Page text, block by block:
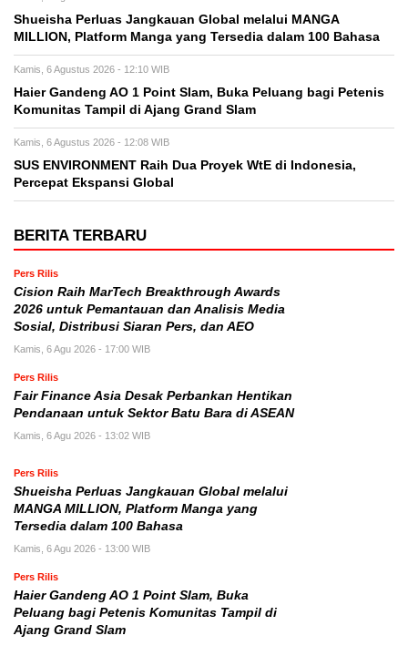
Shueisha Perluas Jangkauan Global melalui MANGA
MILLION, Platform Manga yang Tersedia dalam 100 Bahasa
Kamis, 6 Agustus 2026 - 12:10 WIB
Haier Gandeng AO 1 Point Slam, Buka Peluang bagi Petenis
Komunitas Tampil di Ajang Grand Slam
Kamis, 6 Agustus 2026 - 12:08 WIB
SUS ENVIRONMENT Raih Dua Proyek WtE di Indonesia,
Percepat Ekspansi Global
BERITA TERBARU
Pers Rilis
Cision Raih MarTech Breakthrough Awards
2026 untuk Pemantauan dan Analisis Media
Sosial, Distribusi Siaran Pers, dan AEO
Kamis, 6 Agu 2026 - 17:00 WIB
Pers Rilis
Fair Finance Asia Desak Perbankan Hentikan
Pendanaan untuk Sektor Batu Bara di ASEAN
Kamis, 6 Agu 2026 - 13:02 WIB
Pers Rilis
Shueisha Perluas Jangkauan Global melalui
MANGA MILLION, Platform Manga yang
Tersedia dalam 100 Bahasa
Kamis, 6 Agu 2026 - 13:00 WIB
Pers Rilis
Haier Gandeng AO 1 Point Slam, Buka
Peluang bagi Petenis Komunitas Tampil di
Ajang Grand Slam